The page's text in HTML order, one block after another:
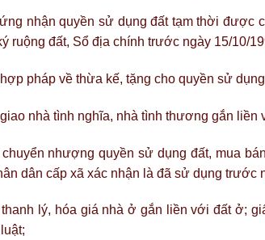
nhận quyền sử dụng đất tạm thời được
ruộng đất, Sổ địa chính trước ngày 15/10/
pháp về thừa kế, tặng cho quyền sử
nhà tình nghĩa, nhà tình thương gắn liền
nhượng quyền sử dụng đất, mua
dân cấp xã xác nhận là đã sử dụng trước
lý, hóa giá nhà ở gắn liền với đất ở;